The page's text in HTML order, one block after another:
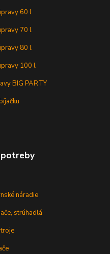
60 l
70 l
80 l
100 l
BIG PARTY
náradie
strúhadlá